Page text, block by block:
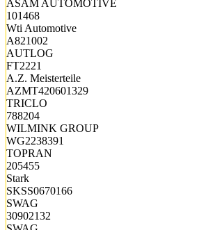
ASAM AUTOMOTIVE
101468
Wti Automotive
A821002
AUTLOG
FT2221
A.Z. Meisterteile
AZMT420601329
TRICLO
788204
WILMINK GROUP
WG2238391
TOPRAN
205455
Stark
SKSS0670166
SWAG
30902132